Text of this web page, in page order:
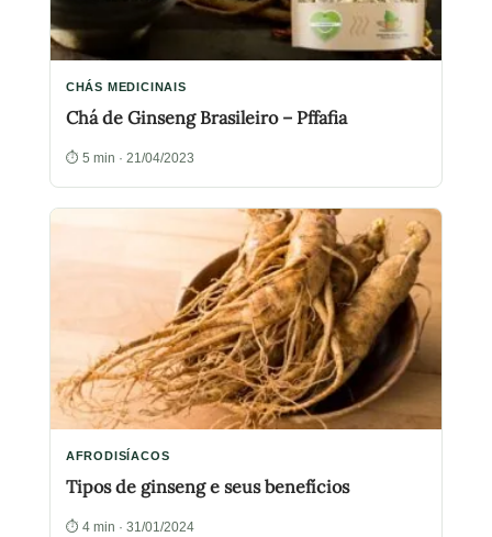
CHÁS MEDICINAIS
Chá de Ginseng Brasileiro – Pffafia
⏱ 5 min · 21/04/2023
AFRODISÍACOS
Tipos de ginseng e seus benefícios
⏱ 4 min · 31/01/2024